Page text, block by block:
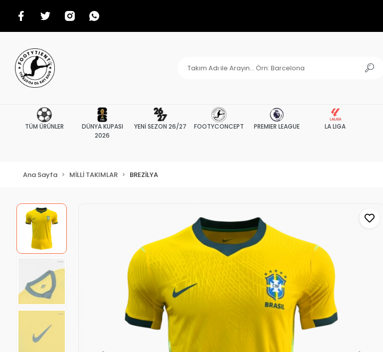
TÜM ÜRÜNLER
DÜNYA KUPASI
2026
YENİ SEZON 26/27 FOOTYCONCEPT PREMIER LEAGUE LA LIGA
Ana Sayfa MİLLİ TAKIMLAR BREZİLYA